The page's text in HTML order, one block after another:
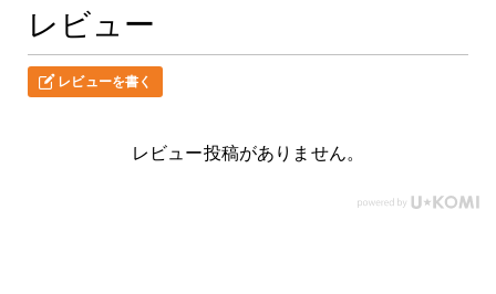
レビュー
レビューを書く
レビュー投稿がありません。